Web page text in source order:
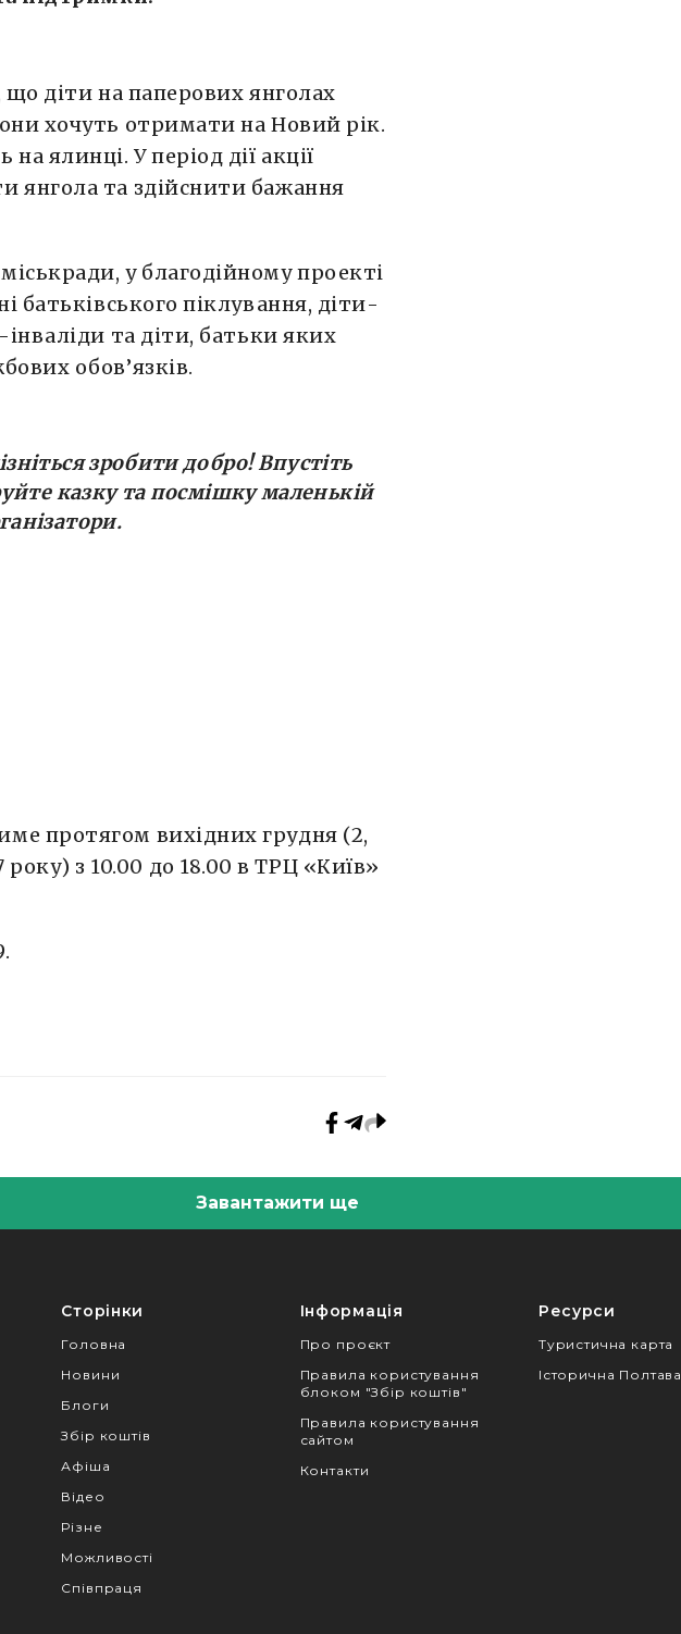
діти на паперових янголах
хочуть отримати на Новий рік.
ялинці. У період дії акції
янгола та здійснити бажання
міськради, у благодійному проекті
батьківського піклування, діти-
та діти, батьки яких
обов’язків.
зробити добро! Впустіть
казку та посмішку маленькій
протягом вихідних грудня (2,
року) з 10.00 до 18.00 в ТРЦ «Київ»
Завантажити ще
Сторінки
Головна
Новини
Блоги
Збір коштів
Афіша
Відео
Різне
Можливості
Співпраця
Інформація
Про проєкт
Правила користування
блоком "Збір коштів"
Правила користування
сайтом
Контакти
Ресурси
Туристична карта
Історична Полтава